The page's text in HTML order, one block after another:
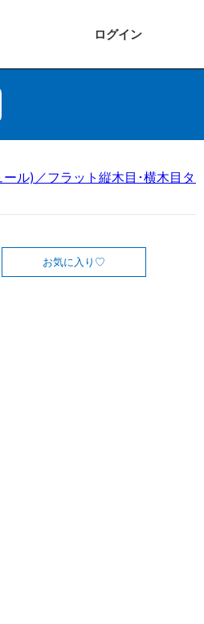
ログイン
ル)／フラット縦木目･横木目
お気に入り